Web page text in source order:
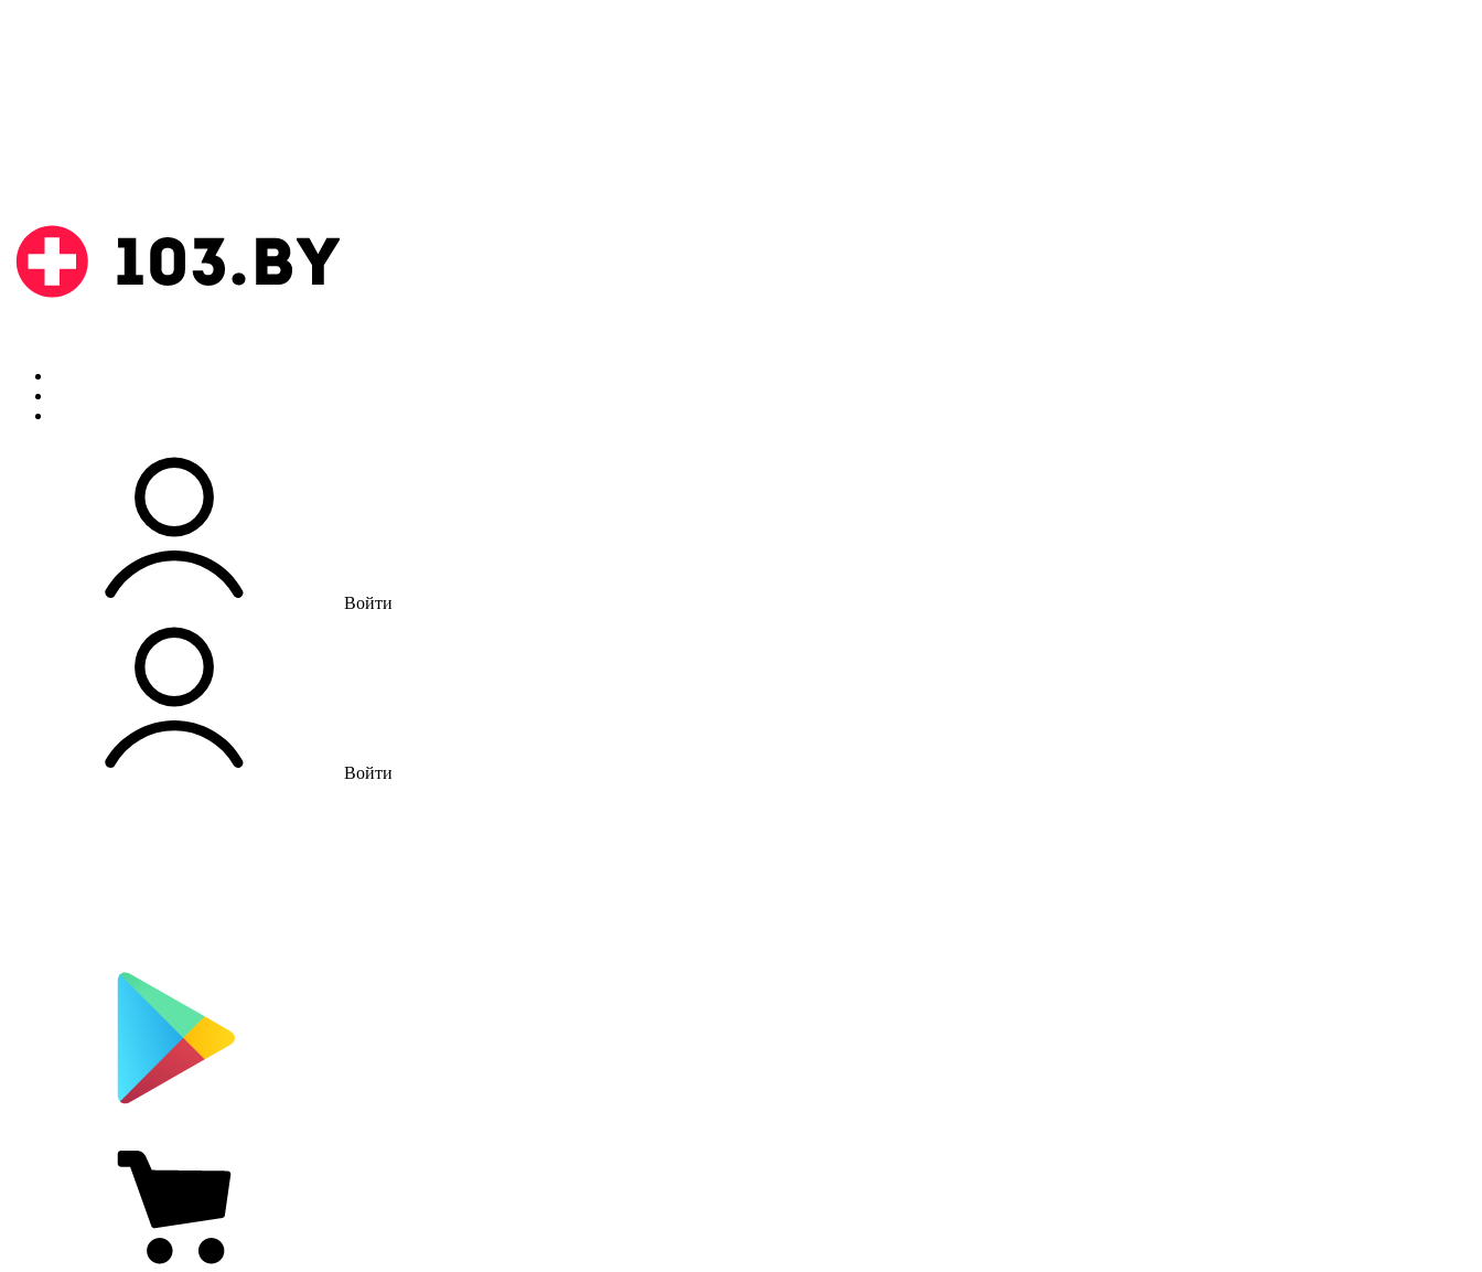
Войти
Войти